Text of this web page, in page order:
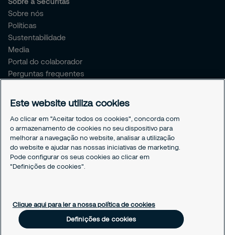
Sobre nós
Políticas
Sustentabilidade
Media
Portal do colaborador
Perguntas frequentes
Avisos Legais
Política Global de Proteção de Dados Pessoais
Declaração de Privacidade
Política de Cookies
Responsible Disclosure
Definições de cookies
Este website utiliza cookies
Ao clicar em "Aceitar todos os cookies", concorda com
o armazenamento de cookies no seu dispositivo para
melhorar a navegação no website, analisar a utilização
do website e ajudar nas nossas iniciativas de marketing.
Pode configurar os seus cookies ao clicar em
"Definições de cookies".
Clique aqui para ler a nossa política de cookies
Definições de cookies